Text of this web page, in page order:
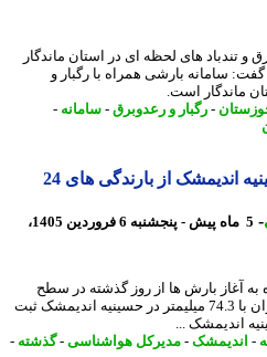
های لحظه ای در استان ماندگار
بارشی همراه با رگبار و
است.
-رگبار و رعدوبرق- سامانه-
سهم 74.3 میلیمتری حسینیه اندیمشک از بارندگی های 24
5 ماه پیش - پنجشنبه 6 فروردین 1405،
بارش ها از روز گذشته در سطح
استان گفت: بیشترین میزان بارش باران با 74.3 میلیمتر در حسینیه اندیمشک ثبت
-مدیرکل هواشناسی-گذشته-